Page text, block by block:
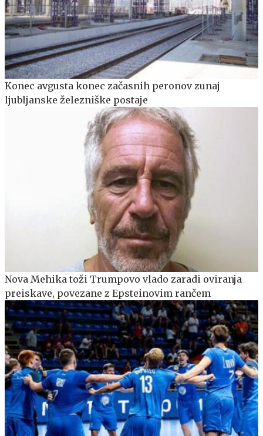
Konec avgusta konec začasnih peronov zunaj
ljubljanske železniške postaje
Nova Mehika toži Trumpovo vlado zaradi oviranja
preiskave, povezane z Epsteinovim rančem